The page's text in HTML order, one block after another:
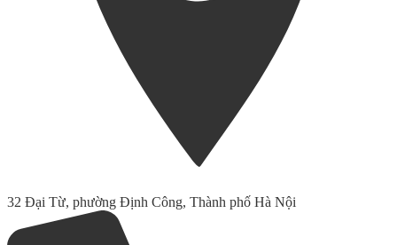
32 Đại Từ, phường Định Công, Thành phố Hà Nội